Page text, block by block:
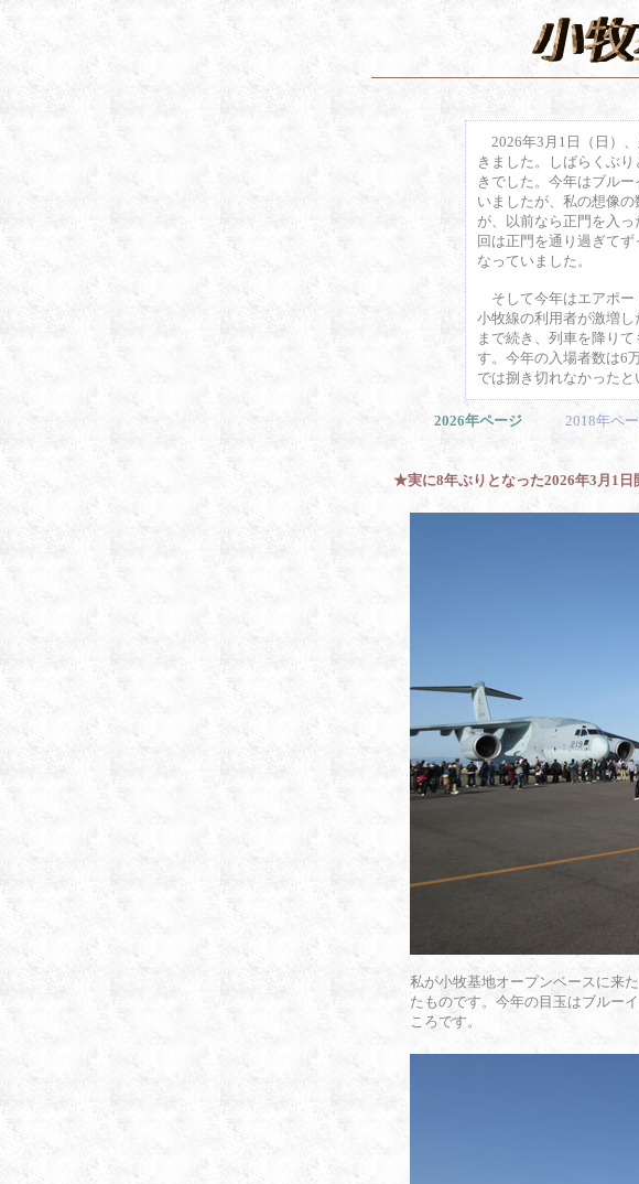
2026年3月1日（日）
きました。しばらくぶ
きでした。今年はブル
いましたが、私の想像
が、以前なら正門を入
回は正門を通り過ぎて
なっていました。
そして今年はエアポー
小牧線の利用者が激増
まで続き、列車を降り
す。今年の入場者数は6
では捌き切れなかったと
2026年ページ 2018年ペ
★実に8年ぶりとなった2026年3月1日
私が小牧基地オープンベースに来
たものです。今年の目玉はブルー
ころです。